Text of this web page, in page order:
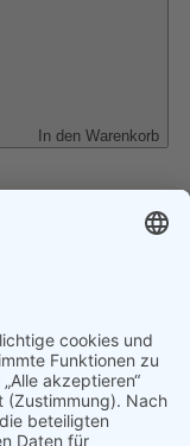
In den Warenkorb
Infos